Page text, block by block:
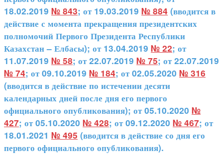
18.02.2019 № 843; от 19.03.2019 № 884 (вводится в
действие с момента прекращения президентских
полномочий Первого Президента Республики
Казахстан – Елбасы); от 13.04.2019 № 22; от
11.07.2019 № 58; от 22.07.2019 № 75; от 22.07.2019
№ 74; от 09.10.2019 № 184; от 02.05.2020 № 316
(вводится в действие по истечении десяти
календарных дней после дня его первого
официального опубликования); от 05.10.2020 №
427; от 05.10.2020 № 428; от 09.12.2020 № 467; от
18.01.2021 № 495 (вводится в действие со дня его
первого официального опубликования).